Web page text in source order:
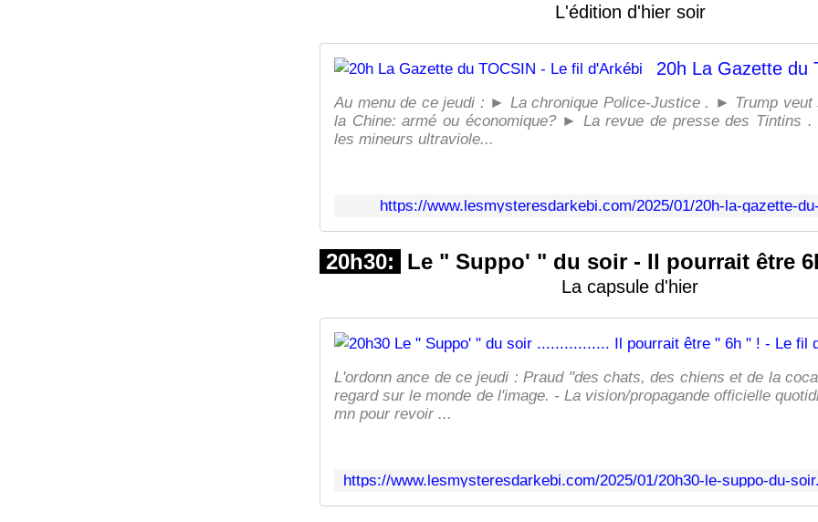
L'édition d'hier soir
Au menu de ce jeudi : ► La chronique Police-Justice . ► Trump veut
la Chine: armé ou économique? ► La revue de presse des Tintins
les mineurs ultraviole...
https://www.lesmysteresdarkebi.com/2025/01/20h-la-gazette-
20h30: Le " Suppo' " du soir - Il pourrait être
La capsule d'hier
L'ordonn ance de ce jeudi : Praud "des chats, des chiens et de la
regard sur le monde de l'image. - La vision/propagande officielle
mn pour revoir ...